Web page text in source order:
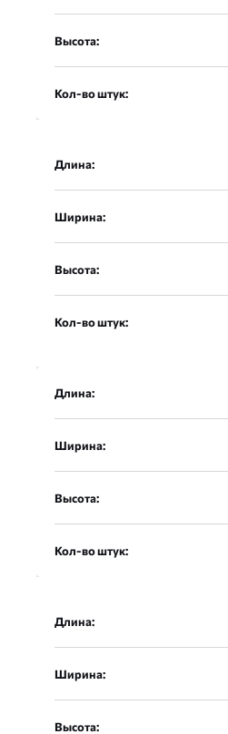
Высота:
Кол-во штук:
Длина:
Ширина:
Высота:
Кол-во штук:
Длина:
Ширина:
Высота:
Кол-во штук:
Длина:
Ширина:
Высота: